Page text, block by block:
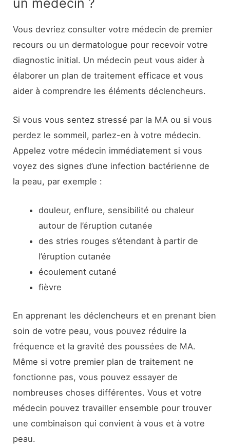
Vous devriez consulter votre médecin de premier
recours ou un dermatologue pour recevoir votre
diagnostic initial. Un médecin peut vous aider à
élaborer un plan de traitement efficace et vous
aider à comprendre les éléments déclencheurs.
Si vous vous sentez stressé par la MA ou si vous
perdez le sommeil, parlez-en à votre médecin.
Appelez votre médecin immédiatement si vous
voyez des signes d’une infection bactérienne de
la peau, par exemple :
douleur, enflure, sensibilité ou chaleur
autour de l’éruption cutanée
des stries rouges s’étendant à partir de
l’éruption cutanée
écoulement cutané
fièvre
En apprenant les déclencheurs et en prenant bien
soin de votre peau, vous pouvez réduire la
fréquence et la gravité des poussées de MA.
Même si votre premier plan de traitement ne
fonctionne pas, vous pouvez essayer de
nombreuses choses différentes. Vous et votre
médecin pouvez travailler ensemble pour trouver
une combinaison qui convient à vous et à votre
peau.